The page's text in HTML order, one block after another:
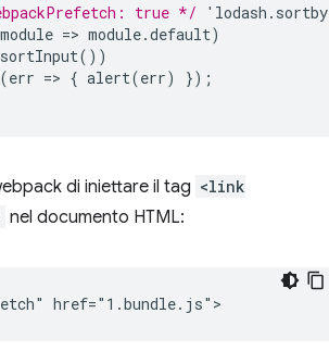
true */
=> module.default)
=> { alert(err) });
di iniettare il tag <link
nel documento HTML: